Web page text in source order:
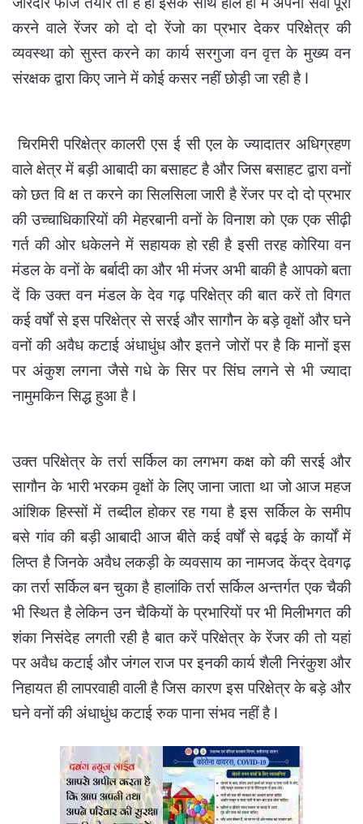
करने वाले रेंजर को दो दो रेंजो का प्रभार देकर परिक्षेत्र की
व्यवस्था को सुस्त करने का कार्य सरगुजा वन वृत्त के मुख्य वन
संरक्षक द्वारा किए जाने में कोई कसर नहीं छोड़ी जा रही है I
चिरमिरी परिक्षेत्र कालरी एस ई सी एल के ज्यादातर अधिग्रहण
वाले क्षेत्र में बड़ी आबादी का बसाहट है और जिस बसाहट द्वारा वनों
को छत वि क्ष त करने का सिलसिला जारी है रेंजर पर दो दो प्रभार
की उच्चाधिकारियों की मेहरबानी वनों के विनाश को एक एक सीढ़ी
गर्त की ओर धकेलने में सहायक हो रही है इसी तरह कोरिया वन
मंडल के वनों के बर्बादी का और भी मंजर अभी बाकी है आपको बता
दें कि उक्त वन मंडल के देव गढ़ परिक्षेत्र की बात करें तो विगत
कई वर्षों से इस परिक्षेत्र से सरई और सागौन के बड़े वृक्षों और घने
वनों की अवैध कटाई अंधाधुंध और इतने जोरों पर है कि मानों इस
पर अंकुश लगना जैसे गधे के सिर पर सिंघ लगने से भी ज्यादा
नामुमकिन सिद्ध हुआ है I
उक्त परिक्षेत्र के तर्रा सर्किल का लगभग कक्ष को की सरई और
सागौन के भारी भरकम वृक्षों के लिए जाना जाता था जो आज महज
आंशिक हिस्सों में तब्दील होकर रह गया है इस सर्किल के समीप
बसे गांव की बड़ी आबादी आज बीते कई वर्षों से बढ़ई के कार्यों में
लिप्त है जिनके अवैध लकड़ी के व्यवसाय का नामजद केंद्र देवगढ़
का तर्रा सर्किल बन चुका है हालांकि तर्रा सर्किल अन्तर्गत एक चैकी
भी स्थित है लेकिन उन चैकियों के प्रभारियों पर भी मिलीभगत की
शंका निसंदेह लगती रही है बात करें परिक्षेत्र के रेंजर की तो यहां
पर अवैध कटाई और जंगल राज पर इनकी कार्य शैली निरंकुश और
निहायत ही लापरवाही वाली है जिस कारण इस परिक्षेत्र के बड़े और
घने वनों की अंधाधुंध कटाई रुक पाना संभव नहीं है I